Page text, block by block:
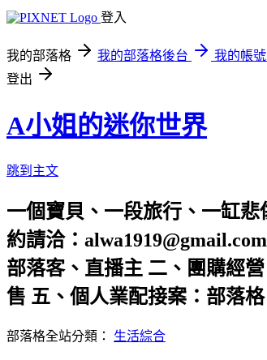
登入
我的部落格 我的部落格後台
我的帳號
登出
A小姐的迷你世界
跳到主文
一個寶貝、一段旅行、一缸
約請洽：
部落客、直播主 二、團購經
售 五、個人業配接案：部落
部落格全站分類： 生活綜合